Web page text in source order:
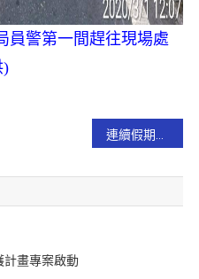
員警第一間趕往現場處
)
計畫專案啟動